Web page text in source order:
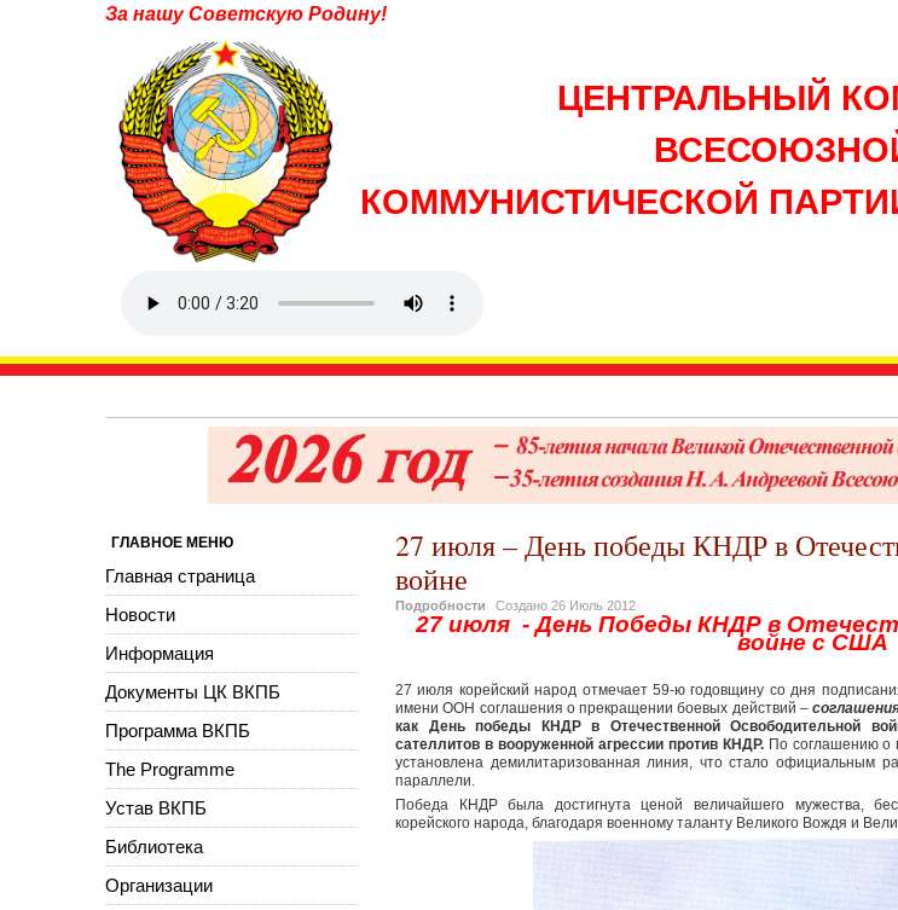
За нашу Советскую Родину!
ЦЕНТРАЛЬНЫЙ
КОММУНИСТИЧЕСКОЙ
27 июля – День победы КНДР в
войне
Подробности Создано 26 Июль 2012
27 июля - День Победы КНДР в
войне с США
27 июля корейский народ отмечает 59-ю годовщину со дня
имени ООН соглашения о прекращении боевых действий –
как День победы КНДР в Отечественной Освободительной
сателлитов в вооруженной агрессии против КНДР.По соглашению о
установлена демилитаризованная линия, что стало официальным
параллели.
Победа КНДР была достигнута ценой величайшего мужества,
корейского народа, благодаря военному таланту Великого Вождя и
ГЛАВНОЕ МЕНЮ
Главная страница
Новости
Информация
Документы ЦК ВКПБ
Программа ВКПБ
The Programme
Устав ВКПБ
Библиотека
Организации